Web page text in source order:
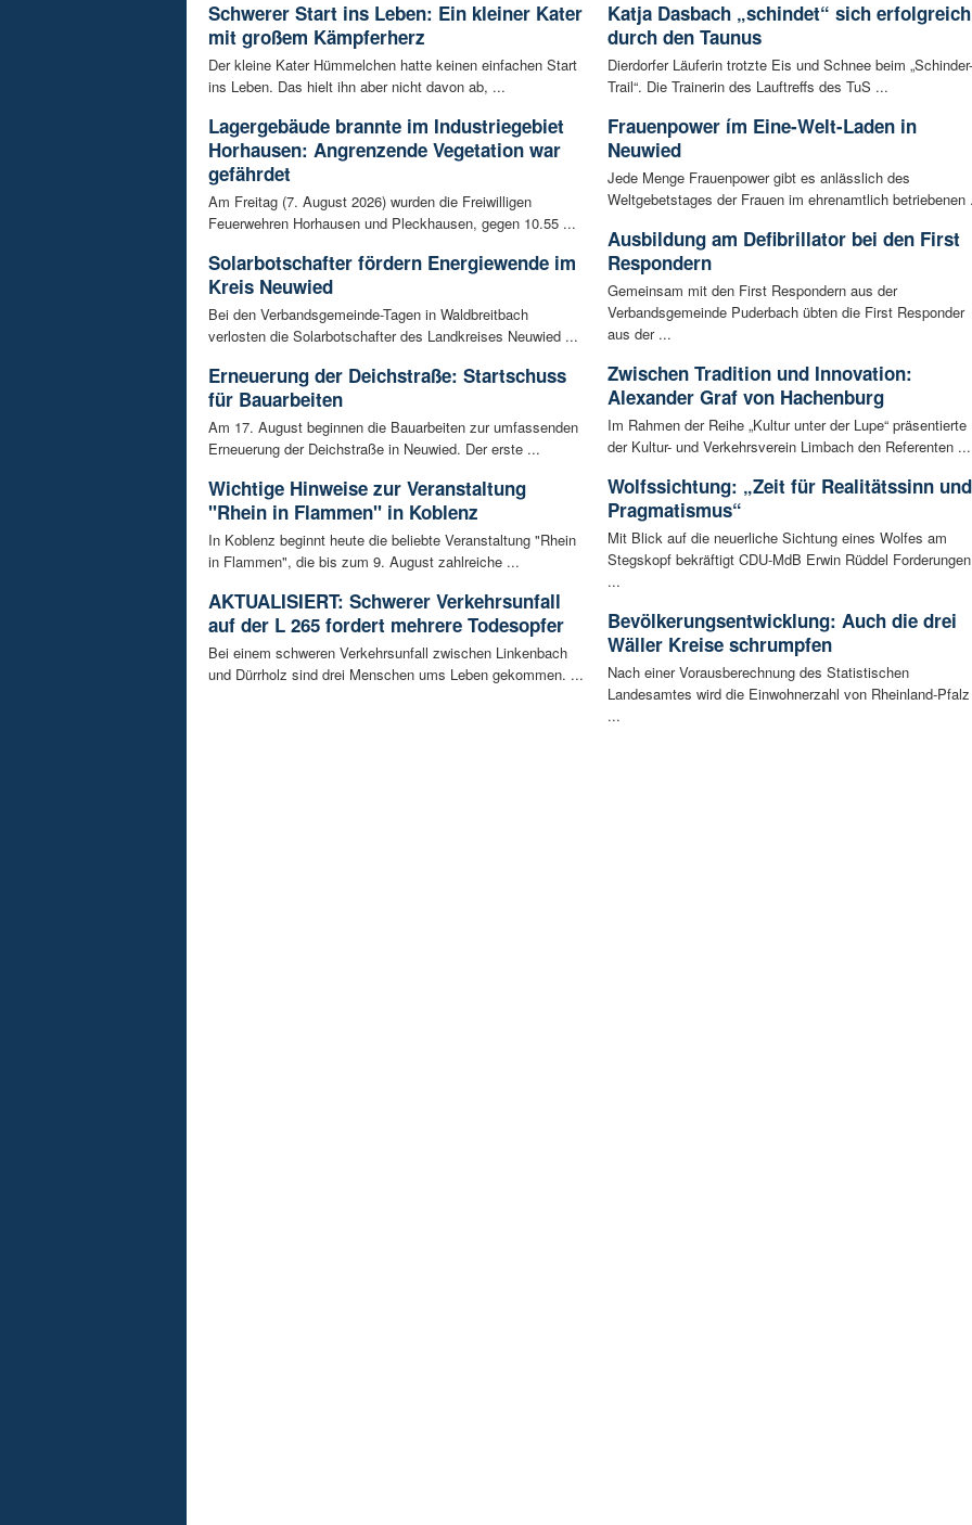
Schwerer Start ins Leben: Ein kleiner Kater
mit großem Kämpferherz
Der kleine Kater Hümmelchen hatte keinen einfachen Start
ins Leben. Das hielt ihn aber nicht davon ab, ...
Lagergebäude brannte im Industriegebiet
Horhausen: Angrenzende Vegetation war
gefährdet
Am Freitag (7. August 2026) wurden die Freiwilligen
Feuerwehren Horhausen und Pleckhausen, gegen 10.55 ...
Solarbotschafter fördern Energiewende im
Kreis Neuwied
Bei den Verbandsgemeinde-Tagen in Waldbreitbach
verlosten die Solarbotschafter des Landkreises Neuwied ...
Erneuerung der Deichstraße: Startschuss
für Bauarbeiten
Am 17. August beginnen die Bauarbeiten zur umfassenden
Erneuerung der Deichstraße in Neuwied. Der erste ...
Wichtige Hinweise zur Veranstaltung
"Rhein in Flammen" in Koblenz
In Koblenz beginnt heute die beliebte Veranstaltung "Rhein
in Flammen", die bis zum 9. August zahlreiche ...
AKTUALISIERT: Schwerer Verkehrsunfall
auf der L 265 fordert mehrere Todesopfer
Bei einem schweren Verkehrsunfall zwischen Linkenbach
und Dürrholz sind drei Menschen ums Leben gekommen. ...
Katja Dasbach „schindet“ sich erfolgreich
durch den Taunus
Dierdorfer Läuferin trotzte Eis und Schnee beim „Schinder-
Trail“. Die Trainerin des Lauftreffs des TuS ...
Frauenpower ím Eine-Welt-Laden in
Neuwied
Jede Menge Frauenpower gibt es anlässlich des
Weltgebetstages der Frauen im ehrenamtlich betriebenen
Ausbildung am Defibrillator bei den First
Respondern
Gemeinsam mit den First Respondern aus der
Verbandsgemeinde Puderbach übten die First Responder
aus der ...
Zwischen Tradition und Innovation:
Alexander Graf von Hachenburg
Im Rahmen der Reihe „Kultur unter der Lupe“ präsentierte
der Kultur- und Verkehrsverein Limbach den Referenten ...
Wolfssichtung: „Zeit für Realitätssinn und
Pragmatismus“
Mit Blick auf die neuerliche Sichtung eines Wolfes am
Stegskopf bekräftigt CDU-MdB Erwin Rüddel Forderungen
...
Bevölkerungsentwicklung: Auch die drei
Wäller Kreise schrumpfen
Nach einer Vorausberechnung des Statistischen
Landesamtes wird die Einwohnerzahl von Rheinland-Pfalz
...